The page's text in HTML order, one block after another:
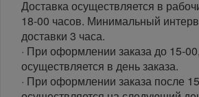
Доставка осуществляется в
18-00 часов. Минимальный
доставки 3 часа.
· При оформлении заказа до 15-
осуществляется в день заказа.
· При оформлении заказа после